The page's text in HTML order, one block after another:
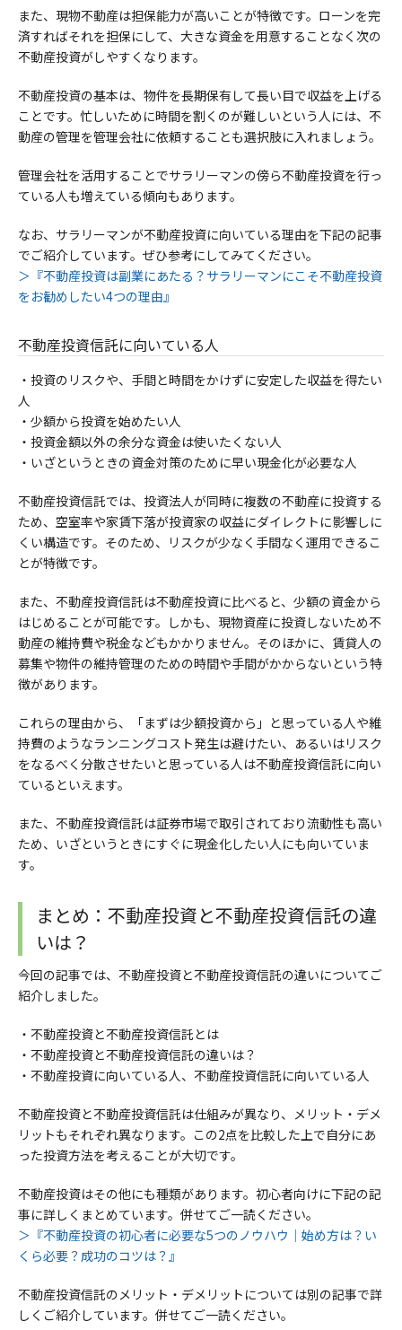
また、現物不動産は担保能力が高いことが特徴です。ローンを完
済すればそれを担保にして、大きな資金を用意することなく次の
不動産投資がしやすくなります。
不動産投資の基本は、物件を長期保有して長い目で収益を上げる
ことです。忙しいために時間を割くのが難しいという人には、不
動産の管理を管理会社に依頼することも選択肢に入れましょう。
管理会社を活用することでサラリーマンの傍ら不動産投資を行っ
ている人も増えている傾向もあります。
なお、 サラリーマンが不動産投資に向いている理由を下記の記事
でご紹介しています。ぜひ参考にしてみてください。
＞『不動産投資は副業にあたる？サラリーマンにこそ不動産投資
をお勧めしたい4つの理由』
不動産投資信託に向いている人
・投資のリスクや、手間と時間をかけずに安定した収益を得たい
人
・少額から投資を始めたい人
・ 投資金額以外の余分な資金は使いたくない人
・ いざというときの資金対策のために早い現金化が必要な人
不動産投資信託では、投資法人が同時に複数の不動産に投資する
ため、空室率や家賃下落が投資家の収益にダイレクトに影響しに
くい構造です。そのため、リスクが少なく手間なく運用できるこ
とが特徴です。
また、不動産投資信託は不動産投資に比べると、少額の資金から
はじめることが可能です。しかも、現物資産に投資しないため不
動産の維持費や税金などもかかりません。そのほかに、賃貸人の
募集や物件の維持管理のための時間や手間がかからないという特
徴があります。
これらの理由から、「まずは少額投資から」と思っている人や維
持費のようなランニングコスト発生は避けたい、あるいはリスク
をなるべく分散させたいと思っている人は不動産投資信託に向い
ているといえます。
また、不動産投資信託は証券市場で取引されており流動性も高い
ため、いざというときにすぐに現金化したい人にも向いていま
す。
まとめ：不動産投資と不動産投資信託の違
いは？
今回の記事では、不動産投資と不動産投資信託の違いについてご
紹介しました。
・不動産投資と不動産投資信託とは
・ 不動産投資と不動産投資信託の違いは？
・ 不動産投資に向いている人、不動産投資信託に向いている人
不動産投資と不動産投資信託は仕組みが異なり、メリット・デメ
リットもそれぞれ異なります。この2点を比較した上で自分にあ
った投資方法を考えることが大切です。
不動産投資はその他にも種類があります。初心者向けに下記の記
事に詳しくまとめています。併せてご一読ください。
＞『不動産投資の初心者に必要な5つのノウハウ│始め方は？い
くら必要？成功のコツは？』
不動産投資信託のメリット・デメリットについては別の記事で詳
しくご紹介しています。併せてご一読ください。